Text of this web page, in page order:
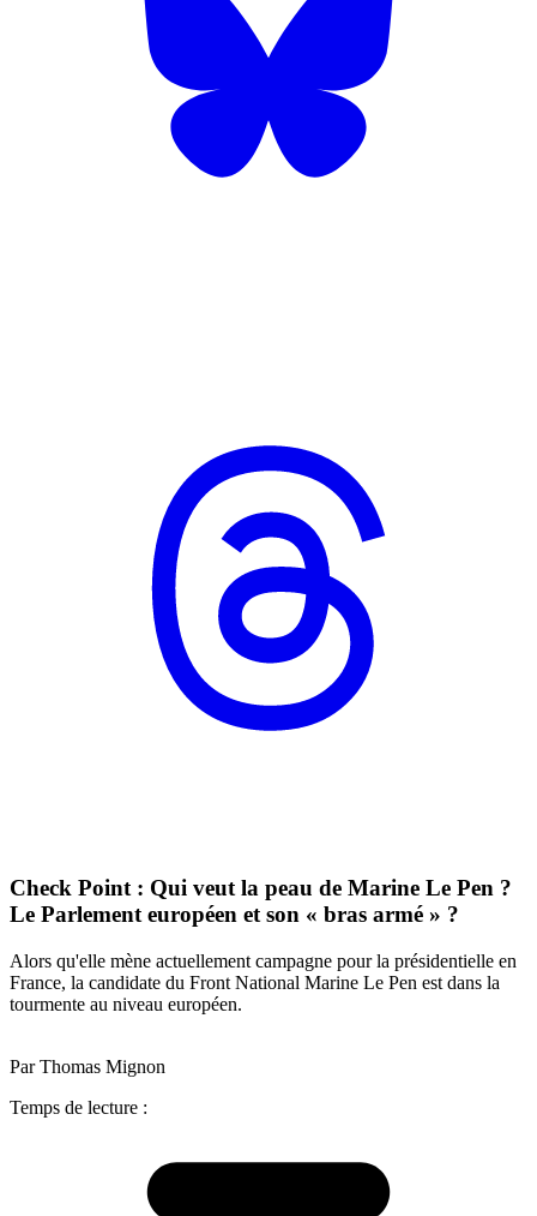
Check Point : Qui veut la peau de Marine Le Pen ?
Le Parlement européen et son « bras armé » ?
Alors qu'elle mène actuellement campagne pour la présidentielle en
France, la candidate du Front National Marine Le Pen est dans la
tourmente au niveau européen.
Par Thomas Mignon
Temps de lecture :